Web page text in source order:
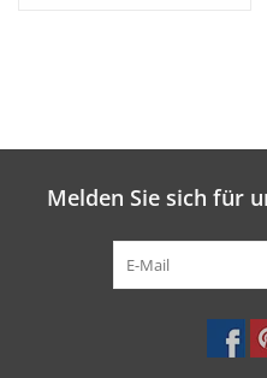
Melden Sie sich für